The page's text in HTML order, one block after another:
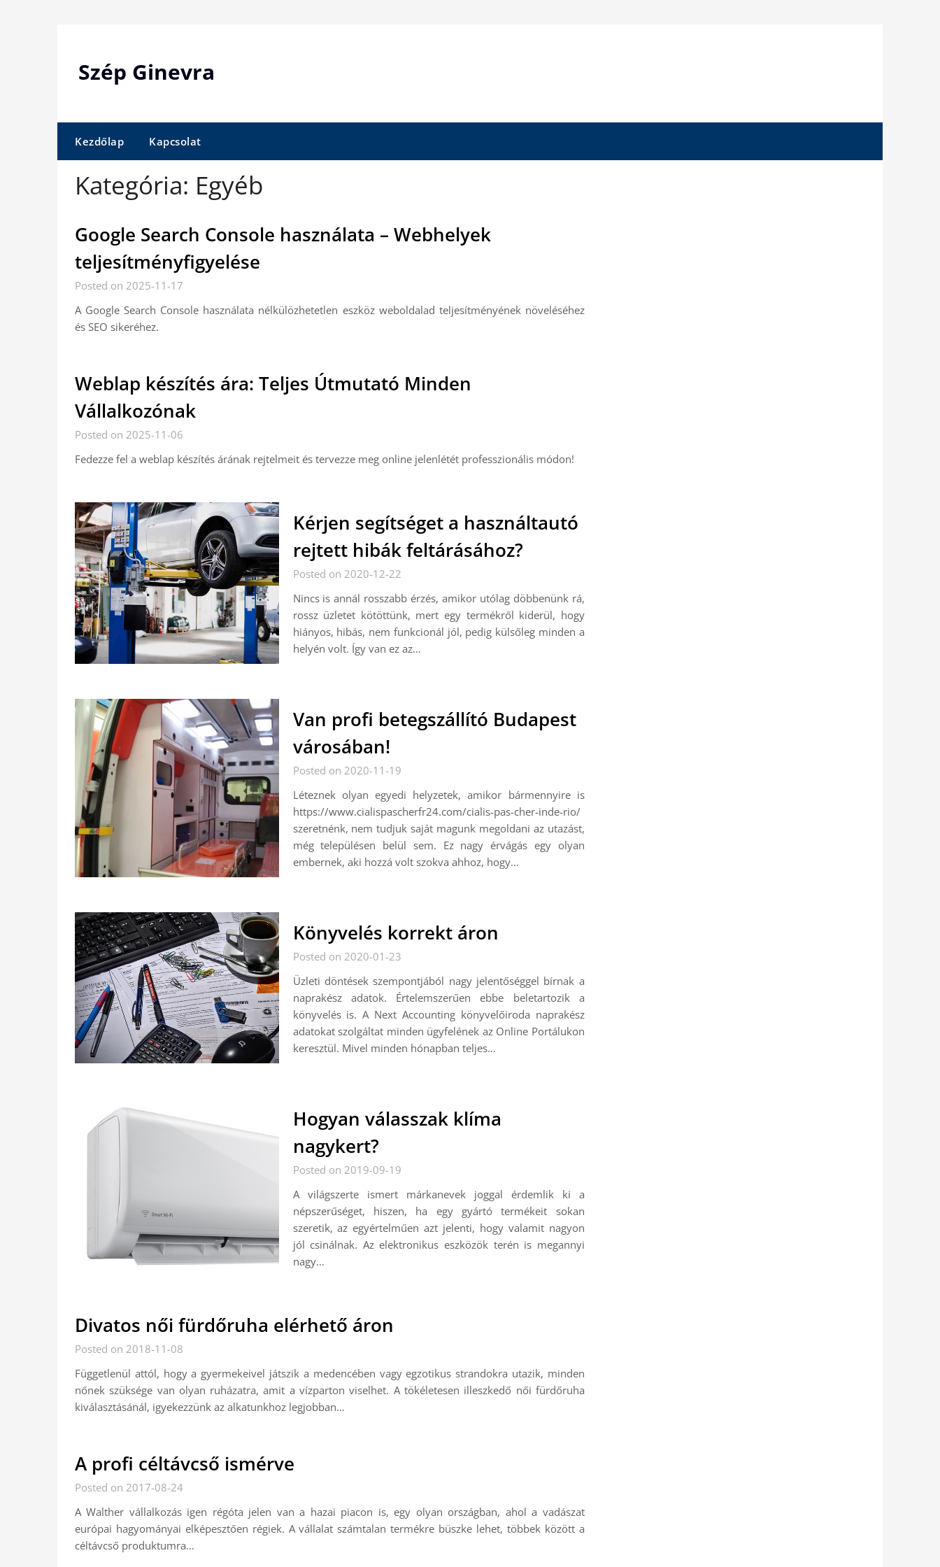
Szép Ginevra
Kezdőlap Kapcsolat
Kategória: Egyéb
Google Search Console használata – Webhelyek
teljesítményfigyelése
Posted on 2025-11-17
A Google Search Console használata nélkülözhetetlen eszköz weboldalad teljesítményének növeléséhez
és SEO sikeréhez.
Weblap készítés ára: Teljes Útmutató Minden
Vállalkozónak
Posted on 2025-11-06
Fedezze fel a weblap készítés árának rejtelmeit és tervezze meg online jelenlétét professzionális módon!
Kérjen segítséget a használtautó
rejtett hibák feltárásához?
Posted on 2020-12-22
Nincs is annál rosszabb érzés, amikor utólag döbbenünk rá,
rossz üzletet kötöttünk, mert egy termékről kiderül, hogy
hiányos, hibás, nem funkcionál jól, pedig külsőleg minden a
helyén volt. Így van ez az…
Van profi betegszállító Budapest
városában!
Posted on 2020-11-19
Léteznek olyan egyedi helyzetek, amikor bármennyire is
https://www.cialispascherfr24.com/cialis-pas-cher-inde-rio/
szeretnénk, nem tudjuk saját magunk megoldani az utazást,
még településen belül sem. Ez nagy érvágás egy olyan
embernek, aki hozzá volt szokva ahhoz, hogy…
Könyvelés korrekt áron
Posted on 2020-01-23
Üzleti döntések szempontjából nagy jelentőséggel bírnak a
naprakész adatok. Értelemszerűen ebbe beletartozik a
könyvelés is. A Next Accounting könyvelőiroda naprakész
adatokat szolgáltat minden ügyfelének az Online Portálukon
keresztül. Mivel minden hónapban teljes…
Hogyan válasszak klíma
nagykert?
Posted on 2019-09-19
A világszerte ismert márkanevek joggal érdemlik ki a
népszerűséget, hiszen, ha egy gyártó termékeit sokan
szeretik, az egyértelműen azt jelenti, hogy valamit nagyon
jól csinálnak. Az elektronikus eszközök terén is megannyi
nagy…
Divatos női fürdőruha elérhető áron
Posted on 2018-11-08
Függetlenül attól, hogy a gyermekeivel játszik a medencében vagy egzotikus strandokra utazik, minden
nőnek szüksége van olyan ruházatra, amit a vízparton viselhet. A tökéletesen illeszkedő női fürdőruha
kiválasztásánál, igyekezzünk az alkatunkhoz legjobban…
A profi céltávcső ismérve
Posted on 2017-08-24
A Walther vállalkozás igen régóta jelen van a hazai piacon is, egy olyan országban, ahol a vadászat
európai hagyományai elképesztően régiek. A vállalat számtalan termékre büszke lehet, többek között a
céltávcső produktumra…